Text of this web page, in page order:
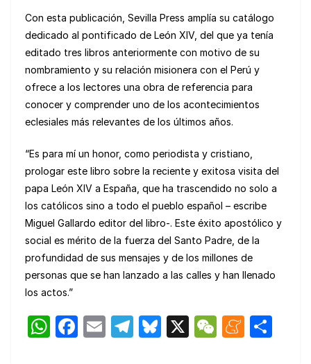
Con esta publicación, Sevilla Press amplía su catálogo
dedicado al pontificado de León XIV, del que ya tenía
editado tres libros anteriormente con motivo de su
nombramiento y su relación misionera con el Perú y
ofrece a los lectores una obra de referencia para
conocer y comprender uno de los acontecimientos
eclesiales más relevantes de los últimos años.
“Es para mí un honor, como periodista y cristiano,
prologar este libro sobre la reciente y exitosa visita del
papa León XIV a España, que ha trascendido no solo a
los católicos sino a todo el pueblo español – escribe
Miguel Gallardo editor del libro-. Este éxito apostólico y
social es mérito de la fuerza del Santo Padre, de la
profundidad de sus mensajes y de los millones de
personas que se han lanzado a las calles y han llenado
los actos.”
W F
E
T
Bl X
W M